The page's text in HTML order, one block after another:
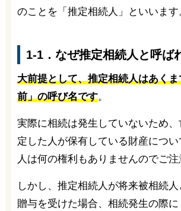
のことを「推定相続人」といいます
1-1．なぜ推定相続人と呼ば
大前提として、推定相続人はあく
前」の呼び名です。
実際に相続は発生していないため、
定した人が保有している財産につ
人は何の権利もありませんのでご注
しかし、推定相続人が将来被相続
贈与を受けた場合、相続発生の際に